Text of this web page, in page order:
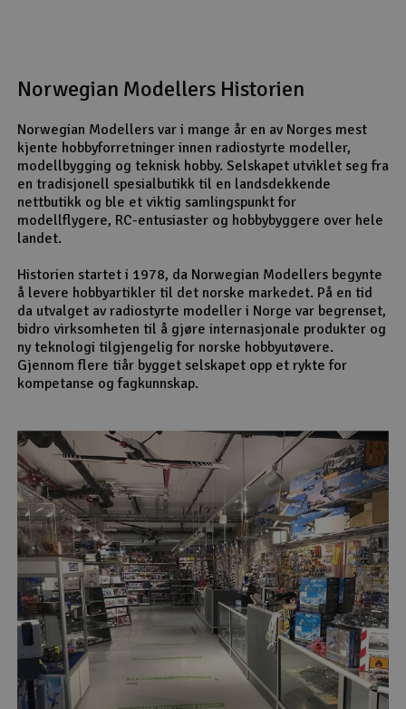
Norwegian Modellers Historien
Norwegian Modellers var i mange år en av Norges mest
kjente hobbyforretninger innen radiostyrte modeller,
modellbygging og teknisk hobby. Selskapet utviklet seg fra
en tradisjonell spesialbutikk til en landsdekkende
nettbutikk og ble et viktig samlingspunkt for
modellflygere, RC-entusiaster og hobbybyggere over hele
landet.
Historien startet i 1978, da Norwegian Modellers begynte
å levere hobbyartikler til det norske markedet. På en tid
da utvalget av radiostyrte modeller i Norge var begrenset,
bidro virksomheten til å gjøre internasjonale produkter og
ny teknologi tilgjengelig for norske hobbyutøvere.
Gjennom flere tiår bygget selskapet opp et rykte for
kompetanse og fagkunnskap.